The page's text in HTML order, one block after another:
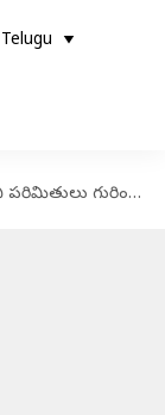
Telugu
గురించి తెలుసుకుందాం